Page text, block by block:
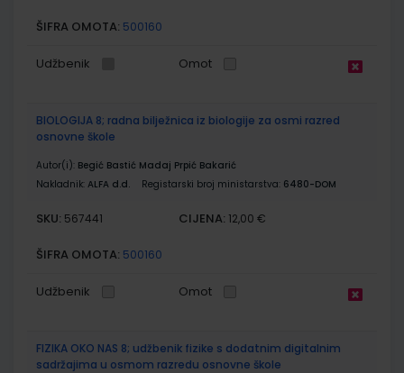
ŠIFRA OMOTA: 500160
Udžbenik Omot
BIOLOGIJA 8; radna bilježnica iz biologije za osmi razred
osnovne škole
Autor(i): Begić Bastić Madaj Prpić Bakarić
Nakladnik: ALFA d.d. Registarski broj ministarstva: 6480-DOM
SKU: 567441 CIJENA: 12,00 €
ŠIFRA OMOTA: 500160
Udžbenik Omot
FIZIKA OKO NAS 8; udžbenik fizike s dodatnim digitalnim
sadržajima u osmom razredu osnovne škole